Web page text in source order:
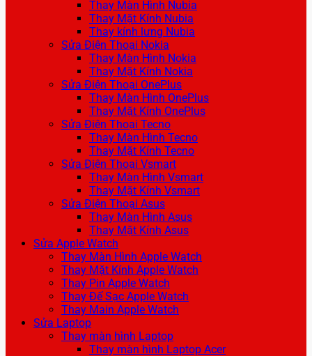
Thay Màn Hình Nubia
Thay Mặt Kính Nubia
Thay kính lưng Nubia
Sửa Điện Thoại Nokia
Thay Màn Hình Nokia
Thay Mặt Kính Nokia
Sửa Điện Thoại OnePlus
Thay Màn Hình OnePlus
Thay Mặt Kính OnePlus
Sửa Điện Thoại Tecno
Thay Màn Hình Tecno
Thay Mặt Kính Tecno
Sửa Điện Thoại Vsmart
Thay Màn Hình Vsmart
Thay Mặt Kính Vsmart
Sửa Điện Thoại Asus
Thay Màn Hình Asus
Thay Mặt Kính Asus
Sửa Apple Watch
Thay Màn Hình Apple Watch
Thay Mặt Kính Apple Watch
Thay Pin Apple Watch
Thay Đế Sạc Apple Watch
Thay Main Apple Watch
Sửa Laptop
Thay màn hình Laptop
Thay màn hình Laptop Acer